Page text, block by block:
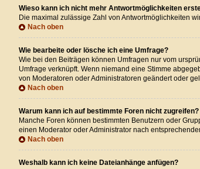
Wieso kann ich nicht mehr Antwortmöglichkeiten
Die maximal zulässige Zahl von Antwortmöglichkeiten
Nach oben
Wie bearbeite oder lösche ich eine Umfrage?
Wie bei den Beiträgen können Umfragen nur vom
Umfrage verknüpft. Wenn niemand eine Stimme
von Moderatoren oder Administratoren geändert oder
Nach oben
Warum kann ich auf bestimmte Foren nicht zugreifen?
Manche Foren können bestimmten Benutzern oder
einen Moderator oder Administrator nach
Nach oben
Weshalb kann ich keine Dateianhänge anfügen?